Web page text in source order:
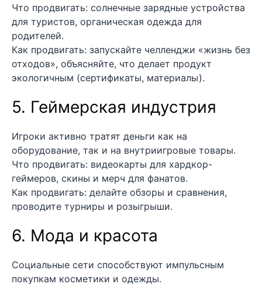
Что продвигать: солнечные зарядные устройства
для туристов, органическая одежда для
родителей.
Как продвигать: запускайте челленджи «жизнь без
отходов», объясняйте, что делает продукт
экологичным (сертификаты, материалы).
5. Геймерская индустрия
Игроки активно тратят деньги как на
оборудование, так и на внутриигровые товары.
Что продвигать: видеокарты для хардкор-
геймеров, скины и мерч для фанатов.
Как продвигать: делайте обзоры и сравнения,
проводите турниры и розыгрыши.
6. Мода и красота
Социальные сети способствуют импульсным
покупкам косметики и одежды.